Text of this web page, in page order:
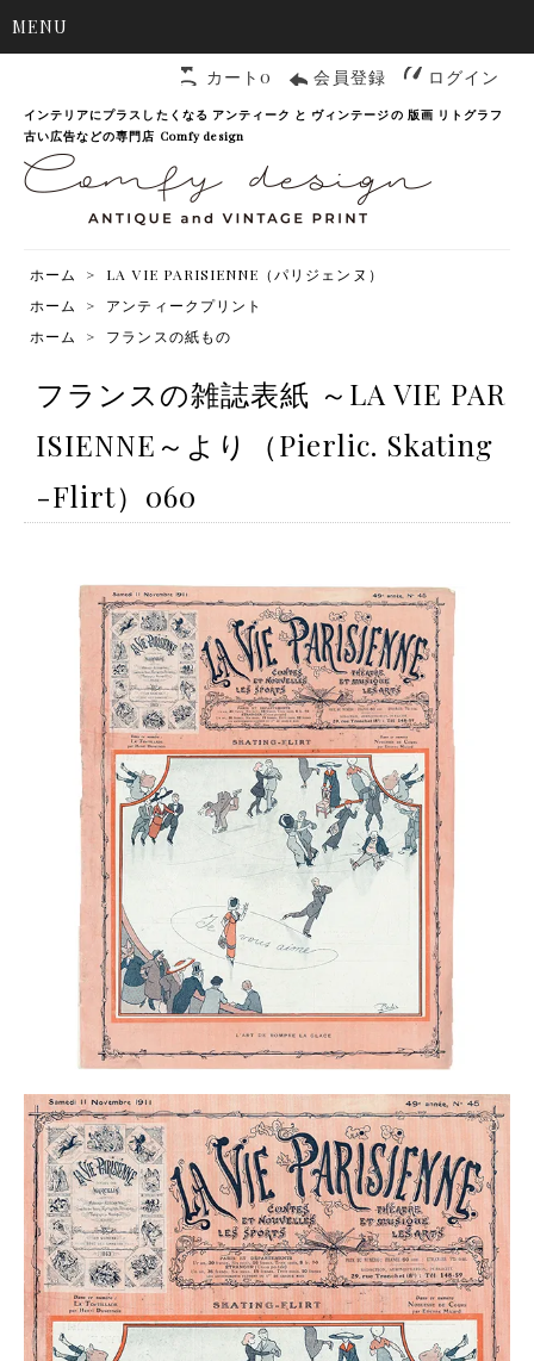
MENU
カート0 会員登録 ログイン
インテリアにプラスしたくなる アンティーク と ヴィンテージの 版画 リトグラフ
古い広告などの専門店 Comfy design
ホーム >
LA VIE PARISIENNE（パリジェンヌ）
ホーム
>
アンティークプリント
ホーム
> フランスの紙もの
フランスの雑誌表紙 ～LA VIE PAR
ISIENNE～より（Pierlic. Skating
-Flirt）060